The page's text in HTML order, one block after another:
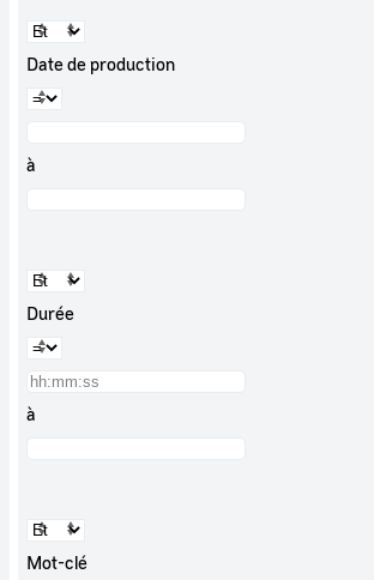
Date de production
à
Durée
à
Mot-clé